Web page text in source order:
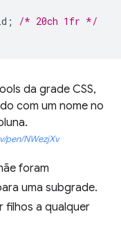
;
/* 20ch 1fr */
pen/NWezjXv
foram
uma subgrade.
filhos a qualquer